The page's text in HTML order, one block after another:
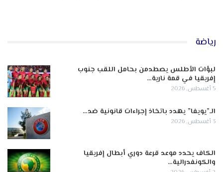
رياضة
لبؤات الأطلس يصطدمن بحامل اللقب جنوب
إفريقيا في قمة نارية…
5 أغسطس, 2026
الـ”يويفا” يهدد باتخاذ إجراءات قانونية ضد…
3 أغسطس, 2026
الكاف يحدد موعد قرعة دوري أبطال إفريقيا
والكونفدرالية…